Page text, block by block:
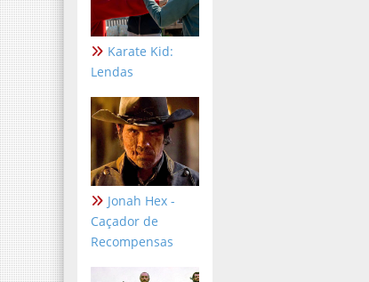
Karate Kid:
Lendas
Jonah Hex -
Caçador de
Recompensas